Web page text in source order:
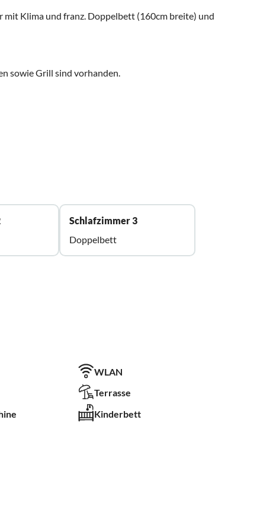
mit Klima und franz. Doppelbett (160cm breite) und
sowie Grill sind vorhanden.
Schlafzimmer 3
Doppelbett
WLAN
Terrasse
Kinderbett